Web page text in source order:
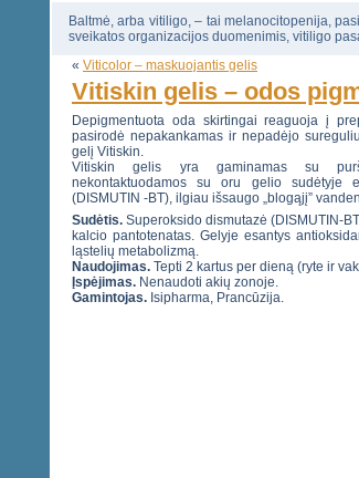
Baltmė, arba vitiligo, – tai melanocitopenija,
sveikatos organizacijos duomenimis, vitiligo
« Viticolor – maskuojantis gelis
Vitiskin gelis – odos
Depigmentuota oda skirtingai reaguoja į
pasirodė nepakankamas ir nepadėjo
gelį Vitiskin.
Vitiskin gelis yra gaminamas su
nekontaktuodamos su oru gelio sudėtyje
(DISMUTIN -BT), ilgiau išsaugo „blogąjį”
Sudėtis. Superoksido dismutazė (DISMUTIN-
kalcio pantotenatas. Gelyje esantys
ląstelių metabolizmą.
Naudojimas. Tepti 2 kartus per dieną (ryte ir
Įspėjimas. Nenaudoti akių zonoje.
Gamintojas. Isipharma, Prancūzija.